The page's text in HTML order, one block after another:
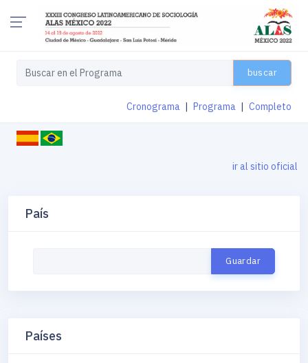
buscar
Cronograma Programa Completo
ir al sitio oficial
País
Países